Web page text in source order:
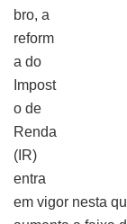
bro, a
reform
a do
Impost
o de
Renda
(IR)
entra
em vigor nesta